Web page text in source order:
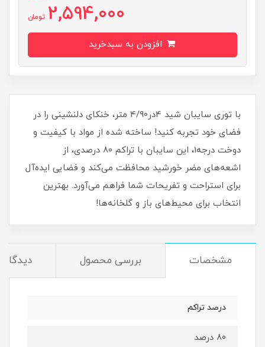
2,594,000 تومان
با توری سایبان شید 4در4/90 متر، خنکای دلنشینی را در
فضای خود تجربه کنید! ساخته شده از مواد با کیفیت و
دوخت درجه1، این سایبان با تراکم 80 درصدی، از
اشعه‌های مضر خورشید محافظت می‌کند و فضایی ایده‌آل
برای استراحت و تفریحات شما فراهم می‌آورد. بهترین
انتخاب برای محیط‌های باز و گلخانه‌ها!
مشخصات بررسی محصول
درصد تراکم
80 درصد